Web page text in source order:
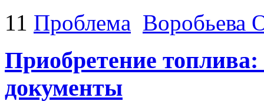
11 Проблема Воробьева
Приобретение
документы